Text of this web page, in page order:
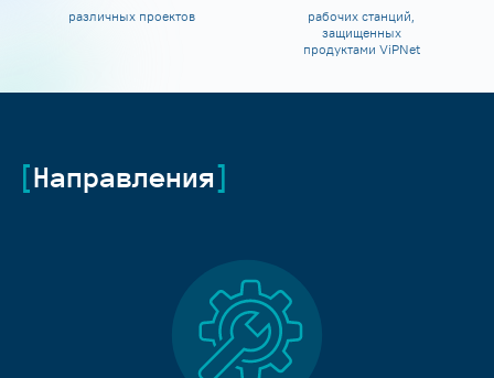
различных проектов
рабочих станций,
защищенных
продуктами ViPNet
Направления